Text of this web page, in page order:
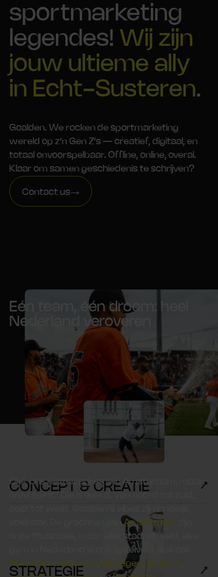
sportmarketing
legendes! Wij zijn
jouw ultieme ally
in Echt-Susteren.
Goalden. We rocken de sportmarketing
wereld op z’n Gen Z’s — creatief, digitaal, en
totaal onvoorspelbaar. Offline, online, overal.
Klaar om samen geschiedenis te schrijven?
Contact us
Eén team, één droom: heel
Nederland veroveren
Oké, ons bezoekadres is in Amsterdam, maar
oost tot west, Goalden’s vibes zijn landelijk
voelbaar. De grachten vanAmsterdam
onze thuisbasis, maar elke stad, elk veld, elke
gym in Nederland is ons speelveld, dus ook
Rotterdam,Haarlem Nijmegen ,Arnhem
CONCEPT & CREATIE
STRATEGIE